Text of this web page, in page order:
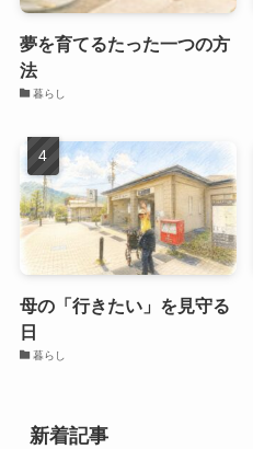
夢を育てるたった一つの方
法
暮らし
母の「行きたい」を見守る
日
暮らし
新着記事